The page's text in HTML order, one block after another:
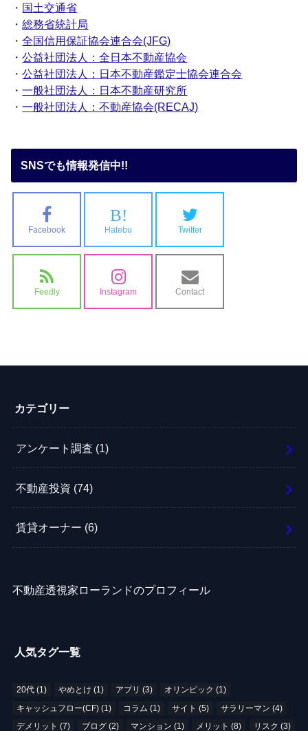
・ 国土交通省
・総務省統計局
・全国信用保証協会連合会(JFG)
・公益社団法人：全日本不動産協会
・公益社団法人：日本不動産鑑定士協会連合会
・一般社団法人：日本不動産研究所
・一般社団法人：不動産協会(RECAJ)
SNSでも情報発信中!!
Facebook
B!
Hatebu Twitter
Feedly Instagram Contact
カテゴリー
アンケート調査 (1)
不動産投資 (74)
賃貸オーナー (6)
不動産透視家ローランドのプロフィール
人気タグ一覧
20代(1) やめとけ (1) アプリ (3) オリンピック (1)
キャッシュフロー(CF)(1) コラム (1) サイト (5) サラリーマン (4)
デメリット (7) ブログ (2) マンション (1) メリット (8) リスク (3)